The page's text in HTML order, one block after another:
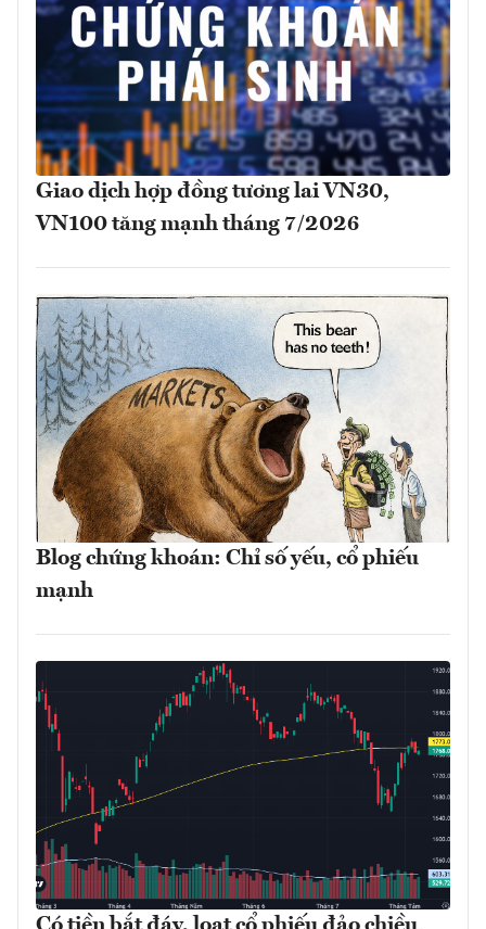
Giao dịch hợp đồng tương lai VN30,
VN100 tăng mạnh tháng 7/2026
Blog chứng khoán: Chỉ số yếu, cổ phiếu
mạnh